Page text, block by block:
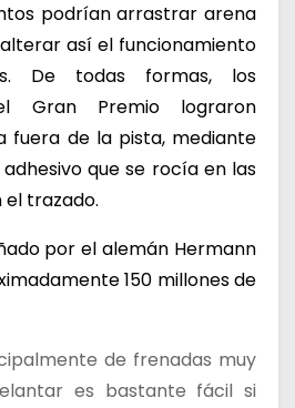
podrían arrastrar arena
así el funcionamiento
De todas formas, los
Gran Premio lograron
fuera de la pista, mediante
que se rocía en las
el trazado.
por el alemán Hermann
150 millones de
de frenadas muy
es bastante fácil si